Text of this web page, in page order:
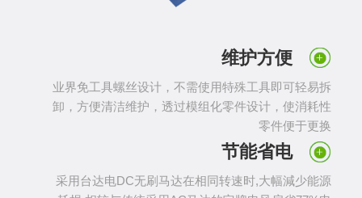
维护方便
业界免工具螺丝设计，不需使用特殊工具即可轻易拆
卸，方便清洁维护，透过模组化零件设计，使消耗性
零件便于更换
节能省电
采用台达电DC无刷马达在相同转速时,大幅減少能源